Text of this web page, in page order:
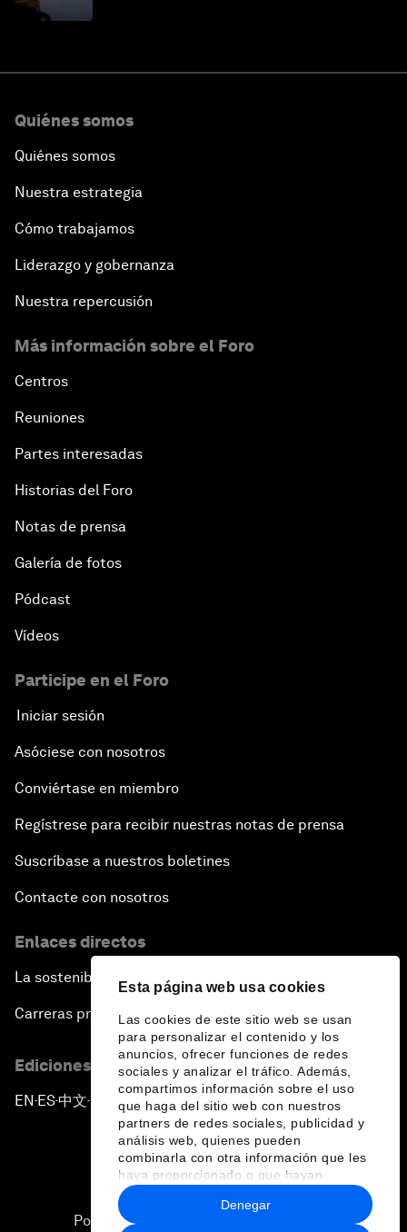
Esta página web usa cookies
Las cookies de este sitio web se usan
para personalizar el contenido y los
anuncios, ofrecer funciones de redes
sociales y analizar el tráfico. Además,
compartimos información sobre el uso
que haga del sitio web con nuestros
partners de redes sociales, publicidad y
análisis web, quienes pueden
combinarla con otra información que les
haya proporcionado o que hayan
recopilado a partir del uso que haya
hecho de sus servicios.
Denegar
Quiénes somos
Quiénes somos
Nuestra estrategia
Cómo trabajamos
Liderazgo y gobernanza
Nuestra repercusión
Más información sobre el Foro
Centros
Reuniones
Partes interesadas
Historias del Foro
Notas de prensa
Galería de fotos
Pódcast
Vídeos
Participe en el Foro
Iniciar sesión
Asóciese con nosotros
Conviértase en miembro
Regístrese para recibir nuestras notas de prensa
Suscríbase a nuestros boletines
Contacte con nosotros
Enlaces directos
La sostenibilidad en el Foro
Carreras profesionales
Ediciones en otros idiomas
EN ▪ES▪中文▪ 日本語
Política de privacidad y normas de uso